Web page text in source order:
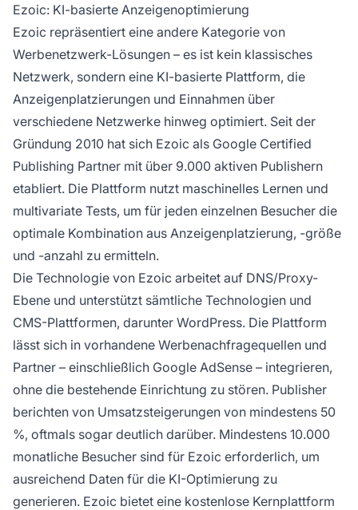
Ezoic: KI-basierte Anzeigenoptimierung
Ezoic repräsentiert eine andere Kategorie von
Werbenetzwerk-Lösungen – es ist kein klassisches
Netzwerk, sondern eine KI-basierte Plattform, die
Anzeigenplatzierungen und Einnahmen über
verschiedene Netzwerke hinweg optimiert. Seit der
Gründung 2010 hat sich Ezoic als Google Certified
Publishing Partner mit über 9.000 aktiven Publishern
etabliert. Die Plattform nutzt maschinelles Lernen und
multivariate Tests, um für jeden einzelnen Besucher die
optimale Kombination aus Anzeigenplatzierung, -größe
und -anzahl zu ermitteln.
Die Technologie von Ezoic arbeitet auf DNS/Proxy-
Ebene und unterstützt sämtliche Technologien und
CMS-Plattformen, darunter WordPress. Die Plattform
lässt sich in vorhandene Werbenachfragequellen und
Partner – einschließlich Google AdSense – integrieren,
ohne die bestehende Einrichtung zu stören. Publisher
berichten von Umsatzsteigerungen von mindestens 50
%, oftmals sogar deutlich darüber. Mindestens 10.000
monatliche Besucher sind für Ezoic erforderlich, um
ausreichend Daten für die KI-Optimierung zu
generieren. Ezoic bietet eine kostenlose Kernplattform